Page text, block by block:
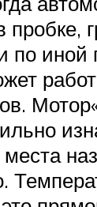
пробке,
по иной